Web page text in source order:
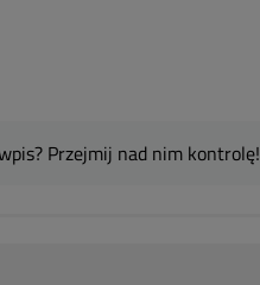
Przejmij nad nim kontrolę!